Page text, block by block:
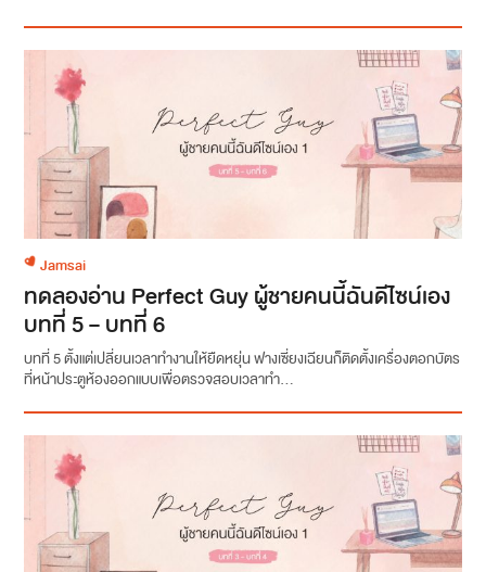
Jamsai
ทดลองอ่าน Perfect Guy ผู้ชายคนนี้ฉันดีไซน์เอง
บทที่ 5 – บทที่ 6
บทที่ 5 ตั้งแต่เปลี่ยนเวลาทำงานให้ยืดหยุ่น ฟางเซี่ยงเฉียนก็ติดตั้งเครื่องตอกบัตร
ที่หน้าประตูห้องออกแบบเพื่อตรวจสอบเวลาทำ...